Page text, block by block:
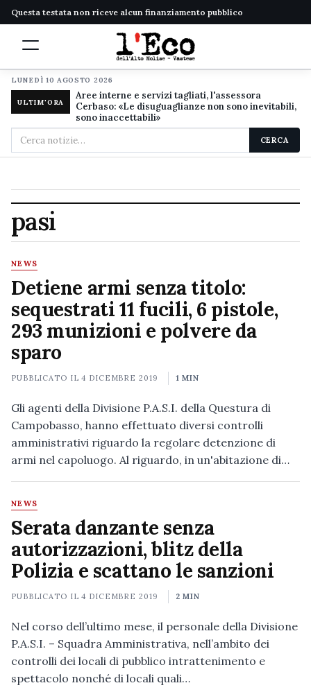
Questa testata non riceve alcun finanziamento pubblico
LUNEDÌ 10 AGOSTO 2026
ULTIM'ORA
Aree interne e servizi tagliati, l'assessora
Cerbaso: «Le disuguaglianze non sono inevitabili,
sono inaccettabili»
Cerca
nel
CERCA
pasi
NEWS
Detiene armi senza titolo:
sequestrati 11 fucili, 6 pistole,
293 munizioni e polvere da
sparo
PUBBLICATO IL4 DICEMBRE 2019 1 MIN
Gli agenti della Divisione P.A.S.I. della Questura di
Campobasso, hanno effettuato diversi controlli
amministrativi riguardo la regolare detenzione di
armi nel capoluogo. Al riguardo, in un'abitazione di…
NEWS
Serata danzante senza
autorizzazioni, blitz della
Polizia e scattano le sanzioni
PUBBLICATO IL4 DICEMBRE 2019 2 MIN
Nel corso dell’ultimo mese, il personale della Divisione
P.A.S.I. – Squadra Amministrativa, nell’ambito dei
controlli dei locali di pubblico intrattenimento e
spettacolo nonché di locali quali…